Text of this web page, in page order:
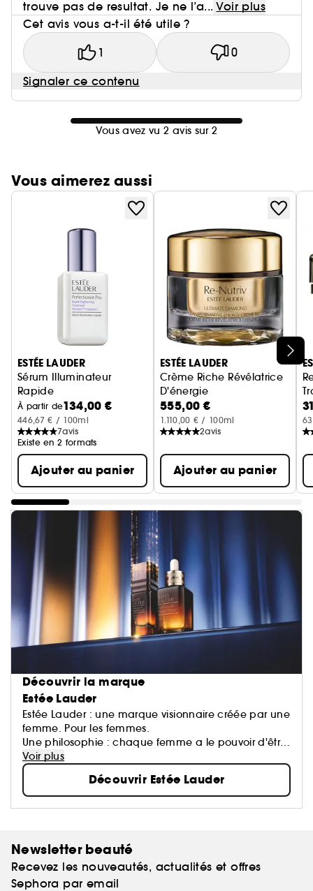
trouve pas de resultat. Je ne l’a... Voir plus
Cet avis vous a-t-il été utile ?
1 0
Signaler ce contenu
Vous avez vu 2 avis sur 2
Vous aimerez aussi
Ignorer le carrousel produits
ESTÉE LAUDER
Sérum Illuminateur
Rapide
Sérum visage
À partir de134,00 €
446,67 € / 100ml
7avis
Existe en 2 formats
Ajouter au panier
ESTÉE LAUDER
Crème Riche Révélatrice
D'énergie
Re-Nutriv Ultimate Diamond
555,00 €
1.110,00 € / 100ml
2avis
Ajouter au panier
Découvrir la marque
Estée Lauder
Estée Lauder : une marque visionnaire créée par une
femme. Pour les femmes.
Une philosophie : chaque femme a le pouvoir d'être
belle.
Une exigence : offrir le meilleur de la Recherche, de
l'Innovation et du Service.
Une signature : des technologies soin d'avant-garde,
un maquillage pro, des parfums incarnés.
Voir plus
Découvrir Estée Lauder
Newsletter beauté
Recevez les nouveautés, actualités et offres
Sephora par email